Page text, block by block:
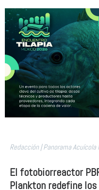
Redacción | Panorama
El fotobiorreactor
Plankton redefine